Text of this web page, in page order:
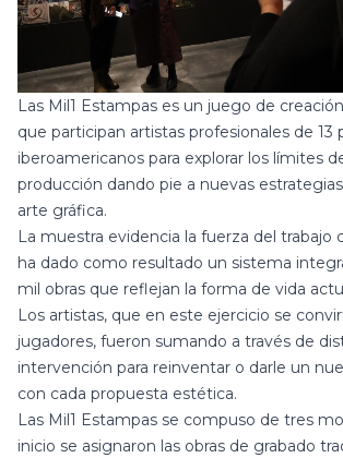
Las Mil1 Estampas es un juego de
que participan artistas profesionales de 13
iberoamericanos para explorar los límites
producción dando pie a nuevas
arte gráfica.
La muestra evidencia la fuerza del trabajo
ha dado como resultado un sistema
mil obras que reflejan la forma de vida
Los artistas, que en este ejercicio se
jugadores, fueron sumando a través de
intervención para reinventar o darle un
con cada propuesta estética.
Las Mil1 Estampas se compuso de tres
inicio se asignaron las obras de grabado